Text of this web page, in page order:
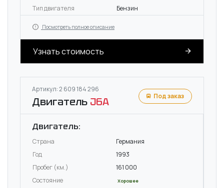
Тип двигателя
Бензин
Посмотреть полное описание
Узнать стоимость
Артикул: 2 609 184 296
Двигатель J6A Под заказ
Двигатель:
Страна
Германия
Год
1993
Пробег (км.)
161 000
Состояние
Хорошее